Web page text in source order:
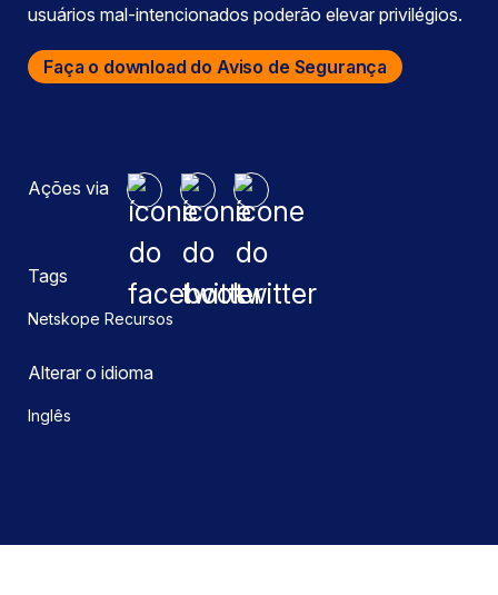
usuários mal-intencionados poderão elevar privilégios.
Faça o download do Aviso de Segurança
Ações via
Tags
Netskope Recursos
Alterar o idioma
Inglês